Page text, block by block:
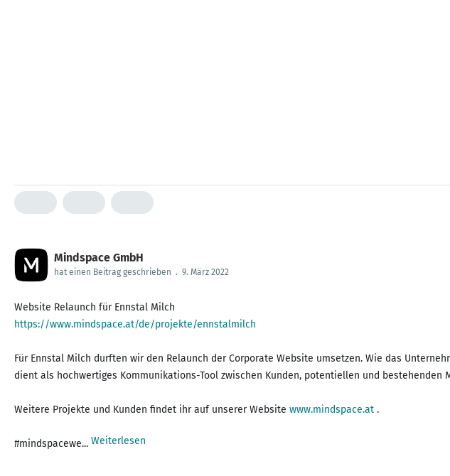
Mindspace GmbH
hat einen Beitrag geschrieben . 9. März 2022
https://www.mindspace.at/de/projekte/ennstalmilch
Für Ennstal Milch durften wir den Relaunch der Corporate Website umsetzen. Wie das
dient als hochwertiges Kommunikations-Tool zwischen Kunden, potentiellen und bestehenden
Weitere Projekte und Kunden findet ihr auf unserer Website www.mindspace.at .
#mindspacewe... Weiterlesen